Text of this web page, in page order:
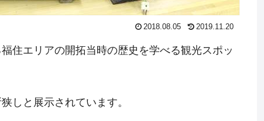
2018.08.05 2019.11.20
住エリアの開拓当時の歴史を学べる観光スポッ
しと展示されています。